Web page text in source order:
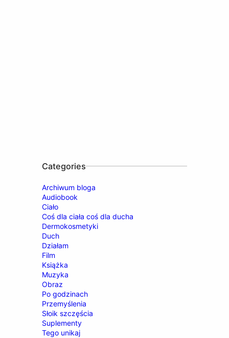
Categories
Archiwum bloga
Audiobook
Ciało
Coś dla ciała coś dla ducha
Dermokosmetyki
Duch
Działam
Film
Książka
Muzyka
Obraz
Po godzinach
Przemyślenia
Słoik szczęścia
Suplementy
Tego unikaj